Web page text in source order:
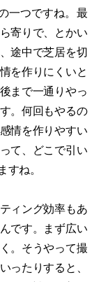
一つですね。最
寄りで、とかい
途中で芝居を切
を作りにくいと
まで一通りやっ
。何回もやるの
情を作りやすい
て、どこで引い
ね。
ィング効率もあ
です。まず広い
。そうやって撮
ったりすると、